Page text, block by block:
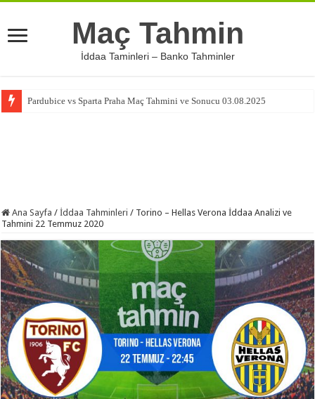
Maç Tahmin
İddaa Taminleri – Banko Tahminler
Pardubice vs Sparta Praha Maç Tahmini ve Sonucu 03.08.2025
Ana Sayfa / İddaa Tahminleri / Torino – Hellas Verona İddaa Analizi ve
Tahmini 22 Temmuz 2020